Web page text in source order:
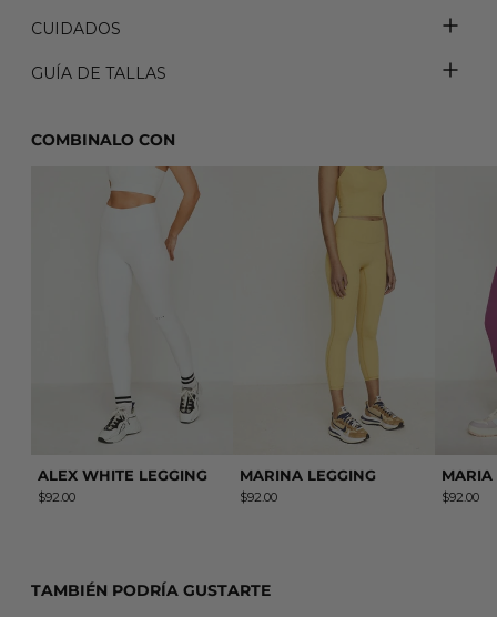
COMBINALO CON
ALEX WHITE LEGGING
ALEX WHITE LEGGING
$92.00
MARINA LEGGING
MARINA LEGGING
$92.00
MARIA
$92.00
CUIDADOS
GUÍA DE TALLAS
TAMBIÉN PODRÍA GUSTARTE